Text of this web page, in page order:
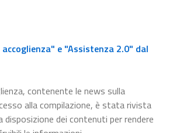
e "Assistenza 2.0" dal
contenente le news sulla
alla compilazione, è stata rivista
disposizione dei contenuti per rendere